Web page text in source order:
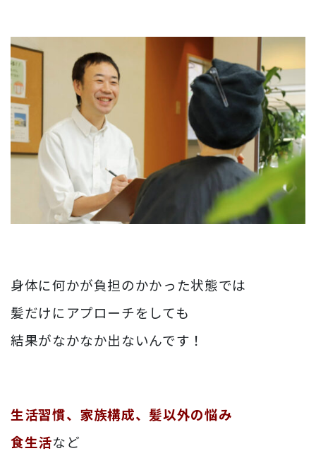
身体に何かが負担のかかった状態では
髪だけにアプローチをしても
結果がなかなか出ないんです！
生活習慣、家族構成、髪以外の悩み
食生活など